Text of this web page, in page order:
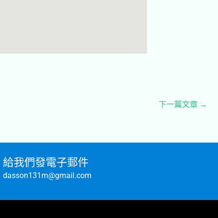
下一篇文章 →
給我們發電子郵件
dasson131m@gmail.com